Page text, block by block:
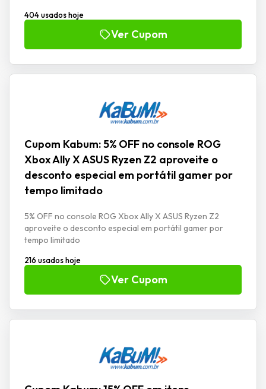
404 usados hoje
Ver Cupom
Cupom Kabum: 5% OFF no console ROG
Xbox Ally X ASUS Ryzen Z2 aproveite o
desconto especial em portátil gamer por
tempo limitado
5% OFF no console ROG Xbox Ally X ASUS Ryzen Z2
aproveite o desconto especial em portátil gamer por
tempo limitado
216 usados hoje
Ver Cupom